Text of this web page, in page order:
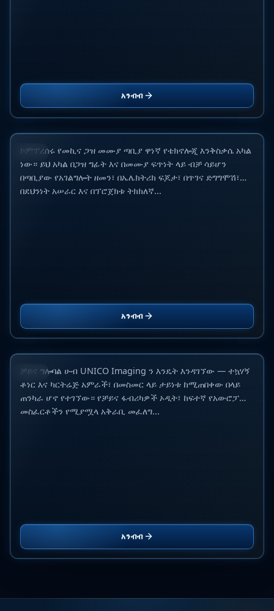
አንብብ
ብሎግ
ለኤሲኤንጂሲ ምርጥ ኮምፕረሰሮች፡ የAriel፣ ANGI፣ SAFE፣
CIMC Enric እና Galileo ንጽጽር ለሲኤንጂ ፕሮጀክቶች
15 ጁን 2026
ኮምፕረሰሩ የመኪና ጋዝ መሙያ ጣቢያ ዋነኛ የቴክኖሎጂ እንቅስቃሴ አካል
ነው። ይህ አካል በጋዝ ግፊት እና በመሙያ ፍጥነት ላይ ብቻ ሳይሆን
በጣቢያው የአገልግሎት ዘመን፣ በኤሌክትሪክ ፍጆታ፣ በጥገና ድግግሞሽ፣
በደህንነት አሠራር እና በፕሮጀክቱ ትክክለኛ...
አንብብ
ብሎግ
ዩኒኮ ኢሜጂንግን እንዴት አገኘነው፡ የኦዲት ታሪካችን በቻይና
ተኳሃኝ ቶነር ገበያ ላይ ያለንን አመለካከት የለወጠው
10 ጁን 2026
ቻይና ግሎባል ሁብ UNICO Imaging ን እንዴት እንዳገኘው — ተኳሃኝ
ቶነር እና ካርትሬጅ አምራች፣ በመስመር ላይ ታይነቱ ከሚጠበቀው በላይ
ጠንካራ ሆኖ የተገኘው። የቻይና ፋብሪካዎች ኦዲት፣ ከፍተኛ የአውሮፓ
መስፈርቶችን የሚያሟላ አቅራቢ መፈለግ...
አንብብ